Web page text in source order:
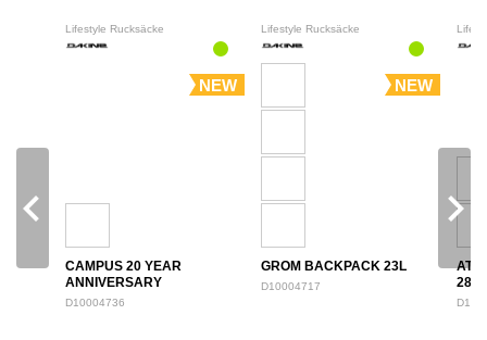
Lifestyle Rucksäcke
NEW
CAMPUS 20 YEAR
ANNIVERSARY
BACKPACK 28L
D10004736
Lifestyle Rucksäcke
NEW
GROM BACKPACK 23L
D10004717
28L
navigate_before navigate_next